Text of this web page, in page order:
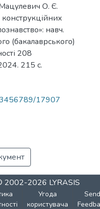
О. Є.
конструкційних
навч.
(бакалаврського)
208
215 с.
17907
2002-2026 LYRASIS
Угода
користувача
Send